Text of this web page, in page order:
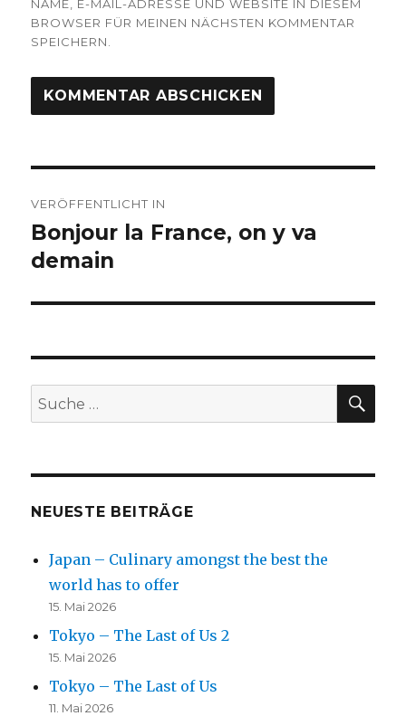
NAME, E-MAIL-ADRESSE UND WEBSITE IN DIESEM
BROWSER FÜR MEINEN NÄCHSTEN KOMMENTAR
SPEICHERN.
VERÖFFENTLICHT IN
Bonjour la France, on y va
demain
Suche
nach:
NEUESTE BEITRÄGE
Japan – Culinary amongst the best the
world has to offer
15. Mai 2026
Tokyo – The Last of Us 2
15. Mai 2026
Tokyo – The Last of Us
11. Mai 2026